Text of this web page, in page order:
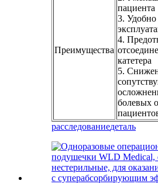
Преимущества
пациента
3. Удобно
4.
катетера
5.
болевых
расследованиедеталь